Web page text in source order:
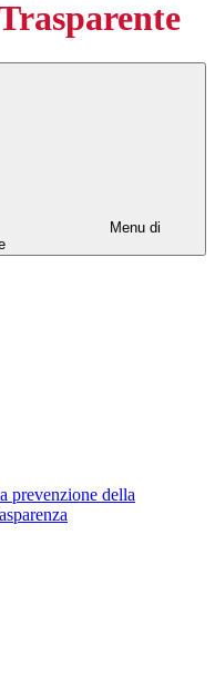
Menu di
prevenzione della